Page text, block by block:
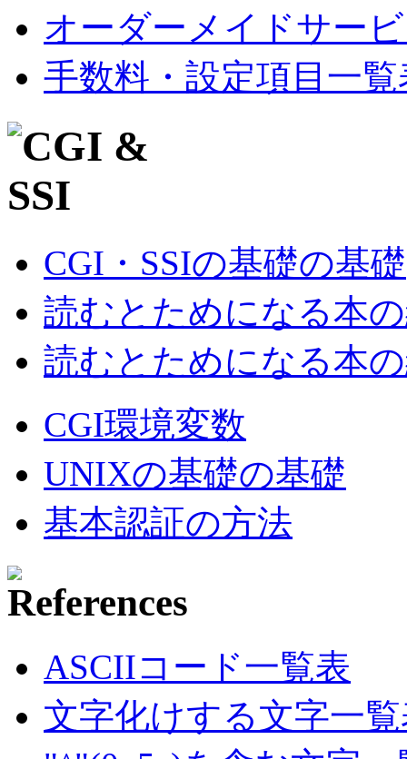
オーダーメイドサー
手数料・設定項目一覧
CGI・SSIの基礎の基礎
読むとためになる本
読むとためになる本
CGI環境変数
UNIXの基礎の基礎
基本認証の方法
ASCIIコード一覧表
文字化けする文字一